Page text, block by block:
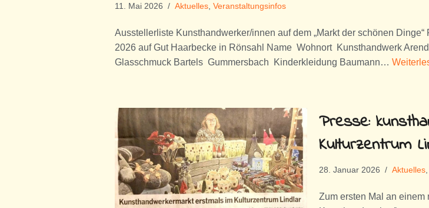
11. Mai 2026 Aktuelles Veranstaltungsinfos
Ausstellerliste Kunsthandwerker/innen auf dem „Markt der schönen Dinge“
2026 auf Gut Haarbecke in Rönsahl Name Wohnort Kunsthandwerk
Glasschmuck Bartels Gummersbach Kinderkleidung Baumann…
Presse:
Kulturzentrum
28. Januar 2026 Aktuelles,
Zum ersten Mal an einem